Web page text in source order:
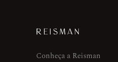
REISMAN
Conheça a Reisman